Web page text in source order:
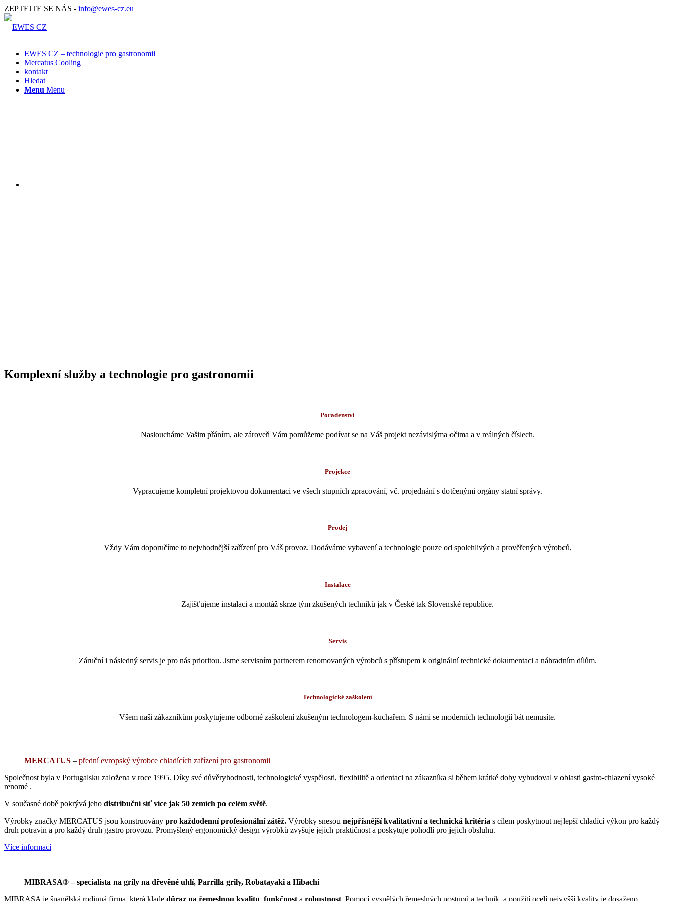
ZEPTEJTE SE NÁS - info@ewes-cz.eu
EWES CZ – technologie pro gastronomii
Mercatus Cooling
kontakt
Hledat
Menu Menu
Komplexní služby a technologie pro gastronomii
Poradenství
Nasloucháme Vašim přáním, ale zároveň Vám pomůžeme podívat se na Váš projekt nezávislýma očima a v reálných číslech.
Projekce
Vypracujeme kompletní projektovou dokumentaci ve všech stupních zpracování, vč. projednání s dotčenými orgány statní správy.
Prodej
Vždy Vám doporučíme to nejvhodnější zařízení pro Váš provoz. Dodáváme vybavení a technologie pouze od spolehlivých a prověřených výrobců,
Instalace
Zajišťujeme instalaci a montáž skrze tým zkušených techniků jak v České tak Slovenské republice.
Servis
Záruční i následný servis je pro nás prioritou. Jsme servisním partnerem renomovaných výrobců s přístupem k originální technické dokumentaci a náhradním dílům.
Technologické zaškolení
Všem naši zákazníkům poskytujeme odborné zaškolení zkušeným technologem-kuchařem. S námi se moderních technologií bát nemusíte.
MERCATUS – přední evropský výrobce chladících zařízení pro gastronomii
Společnost byla v Portugalsku založena v roce 1995. Díky své důvěryhodnosti, technologické vyspělosti, flexibilitě a orientaci na zákazníka si během krátké doby vybudoval v oblasti gastro-chlazení vysoké
renomé .
V současné době pokrývá jeho distribuční síť více jak 50 zemích po celém světě.
Výrobky značky MERCATUS jsou konstruovány pro každodenní profesionální zátěž. Výrobky snesou nejpřísnější kvalitativní a technická kritéria s cílem poskytnout nejlepší chladící výkon pro každý
druh potravin a pro každý druh gastro provozu. Promyšlený ergonomický design výrobků zvyšuje jejich praktičnost a poskytuje pohodlí pro jejich obsluhu.
Více informací
MIBRASA® – specialista na grily na dřevěné uhlí, Parrilla grily, Robatayaki a Hibachi
MIBRASA je španělská rodinná firma, která klade důraz na řemeslnou kvalitu funkčnost a robustnost . Pomocí vyspělých řemeslných postupů a technik a použití ocelí nejvyšší kvality je dosaženo